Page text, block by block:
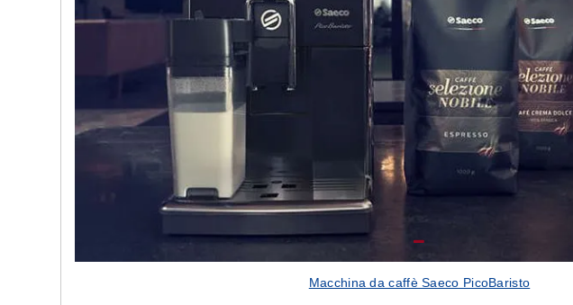
Macchina da caffè Saeco PicoBaristo